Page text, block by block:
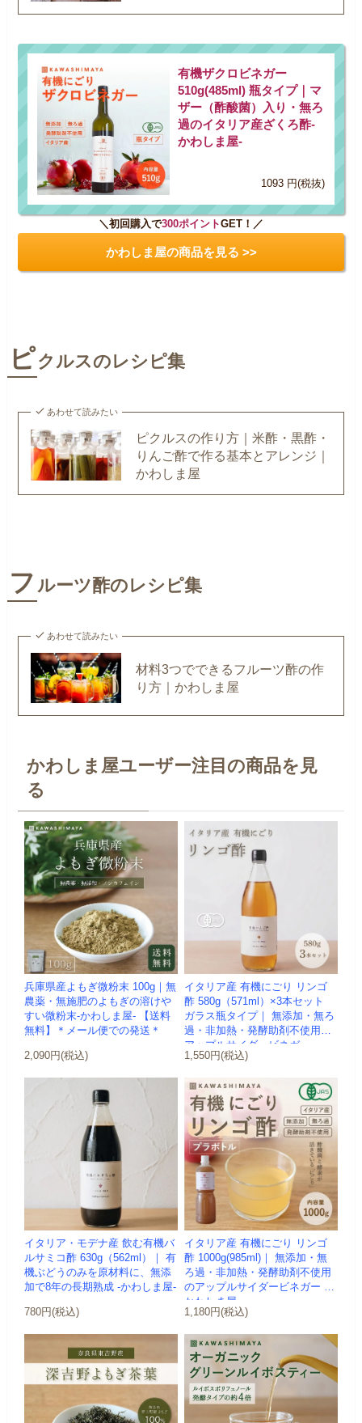
有機ザクロビネガー
510g(485ml) 瓶タイプ｜マ
ザー（酢酸菌）入り・無ろ
過のイタリア産ざくろ酢-
かわしま屋-
1093 円(税抜)
＼初回購入で300ポイントGET！／
かわしま屋の商品を見る >>
ピクルスのレシピ集
あわせて読みたい
ピクルスの作り方｜米酢・黒酢・
りんご酢で作る基本とアレンジ｜
かわしま屋
フ ルーツ酢のレシピ集
あわせて読みたい
材料3つでできるフルーツ酢の作
り方｜かわしま屋
かわしま屋ユーザー注目の商品を見
る
兵庫県産よもぎ微粉末 100g｜無
農薬・無施肥のよもぎの溶けや
すい微粉末-かわしま屋- 【送料
無料】＊メール便での発送＊
2,090円(税込)
イタリア産 有機にごり リンゴ
酢 580g（571ml）×3本セット
ガラス瓶タイプ｜ 無添加・無ろ
過・非加熱・発酵助剤不使用の
アップルサイダービネガー ...
1,550円(税込)
イタリア・モデナ産 飲む有機バ
ルサミコ酢 630g（562ml）｜ 有
機ぶどうのみを原材料に、無添
加で8年の長期熟成 -かわしま屋-
780円(税込)
イタリア産 有機にごり リンゴ
酢 1000g(985ml)｜ 無添加・無
ろ過・非加熱・発酵助剤不使用
のアップルサイダービネガー -
かわしま屋-
1,180円(税込)